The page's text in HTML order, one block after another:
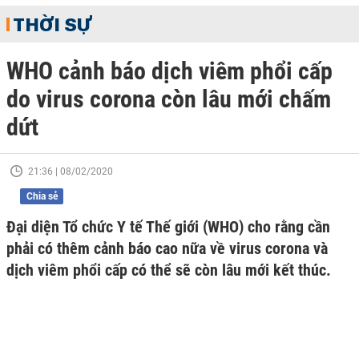
THỜI SỰ
WHO cảnh báo dịch viêm phổi cấp
do virus corona còn lâu mới chấm
dứt
21:36 | 08/02/2020
Chia sẻ
Đại diện Tổ chức Y tế Thế giới (WHO) cho rằng cần
phải có thêm cảnh báo cao nữa về virus corona và
dịch viêm phổi cấp có thể sẽ còn lâu mới kết thúc.